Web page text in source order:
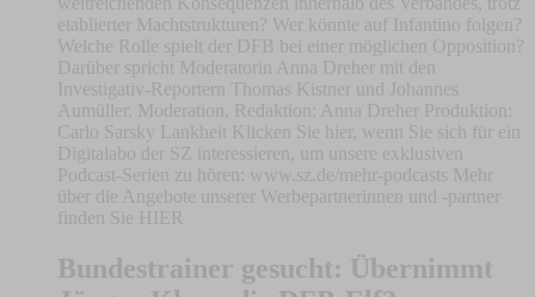
etablierter Machtstrukturen? Wer könnte auf Infantino folgen?
Welche Rolle spielt der DFB bei einer möglichen Opposition?
Darüber spricht Moderatorin Anna Dreher mit den
Investigativ-Reportern Thomas Kistner und Johannes
Aumüller. Moderation, Redaktion: Anna Dreher Produktion:
Carlo Sarsky Lankheit Klicken Sie hier, wenn Sie sich für ein
Digitalabo der SZ interessieren, um unsere exklusiven
Podcast-Serien zu hören: www.sz.de/mehr-podcasts Mehr
über die Angebote unserer Werbepartnerinnen und -partner
finden Sie HIER
Bundestrainer gesucht: Übernimmt